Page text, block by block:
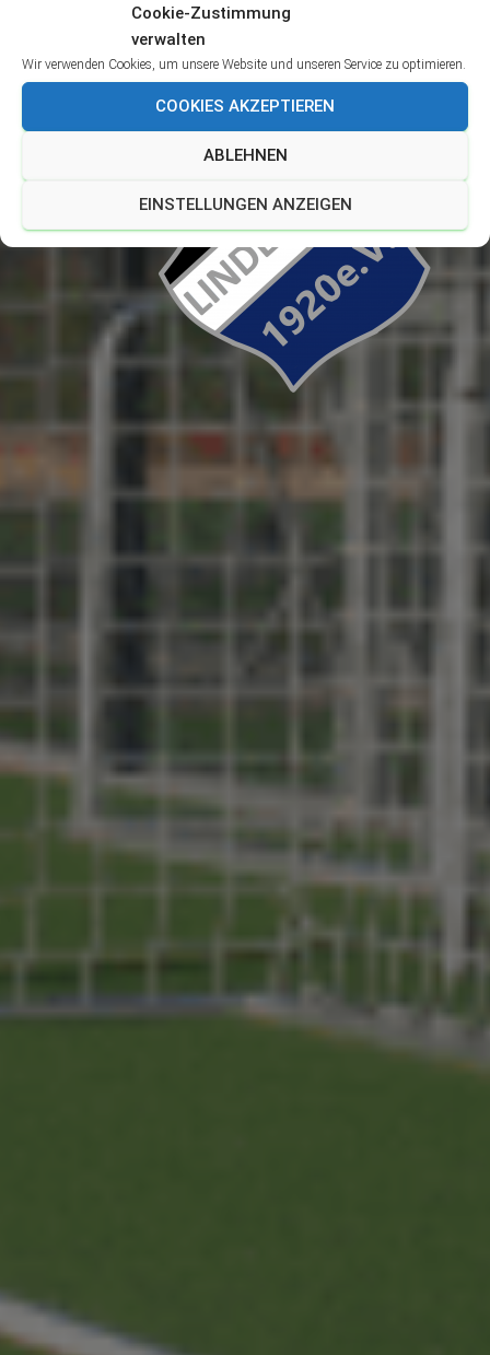
Cookie-Zustimmung
verwalten
Wir verwenden Cookies, um unsere Website und unseren Service zu optimieren.
COOKIES AKZEPTIEREN
ABLEHNEN
EINSTELLUNGEN ANZEIGEN
Wahrer Fußball statt Ware Fußball